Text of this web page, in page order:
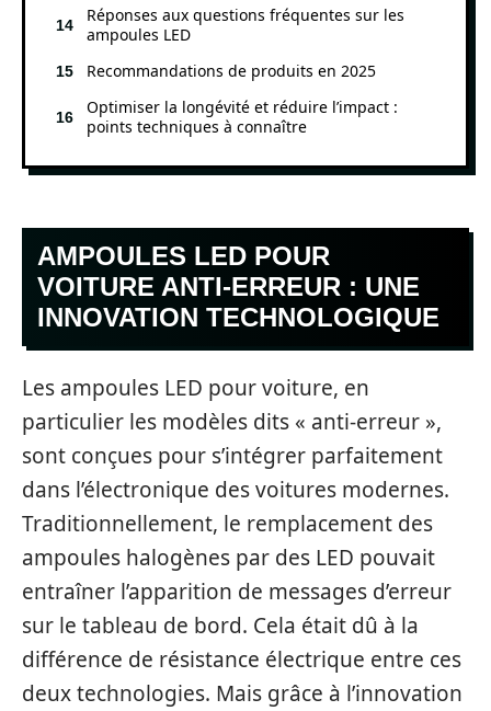
Réponses aux questions fréquentes sur les
ampoules LED
Recommandations de produits en 2025
Optimiser la longévité et réduire l’impact :
points techniques à connaître
AMPOULES LED POUR
VOITURE ANTI-ERREUR : UNE
INNOVATION TECHNOLOGIQUE
Les ampoules LED pour voiture, en
particulier les modèles dits « anti-erreur »,
sont conçues pour s’intégrer parfaitement
dans l’électronique des voitures modernes.
Traditionnellement, le remplacement des
ampoules halogènes par des LED pouvait
entraîner l’apparition de messages d’erreur
sur le tableau de bord. Cela était dû à la
différence de résistance électrique entre ces
deux technologies. Mais grâce à l’innovation